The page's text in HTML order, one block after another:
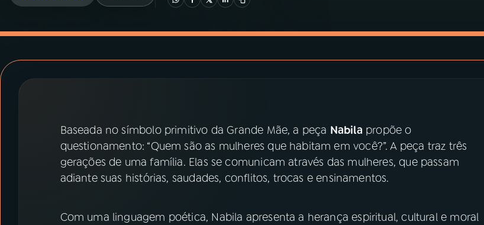
ACOMPANHE A RÁDIO MEC
Facebook
Baseada no símbolo primitivo da Grande Mãe, a peça Nabila propõe o
questionamento: “Quem são as mulheres que habitam em você?”. A peça traz três
gerações de uma família. Elas se comunicam através das mulheres, que passam
adiante suas histórias, saudades, conflitos, trocas e ensinamentos.
Com uma linguagem poética, Nabila apresenta a herança espiritual, cultural e moral